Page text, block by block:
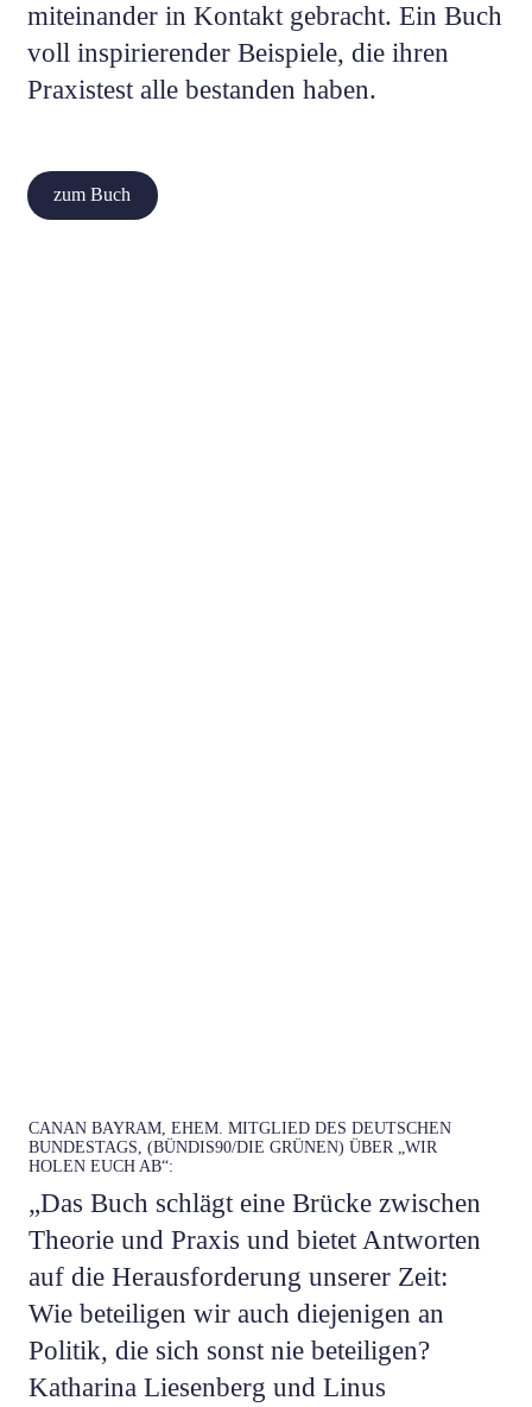
miteinander in Kontakt gebracht. Ein Buch
voll inspirierender Beispiele, die ihren
Praxistest alle bestanden haben.
zum Buch
CANAN BAYRAM, EHEM. MITGLIED DES DEUTSCHEN
BUNDESTAGS, (BÜNDIS90/DIE GRÜNEN) ÜBER „WIR
HOLEN EUCH AB“:
„Das Buch schlägt eine Brücke zwischen
Theorie und Praxis und bietet Antworten
auf die Herausforderung unserer Zeit:
Wie beteiligen wir auch diejenigen an
Politik, die sich sonst nie beteiligen?
Katharina Liesenberg und Linus